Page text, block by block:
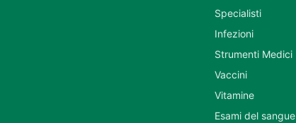
Specialisti
Infezioni
Strumenti Medici
Vaccini
Vitamine
Esami del sangue